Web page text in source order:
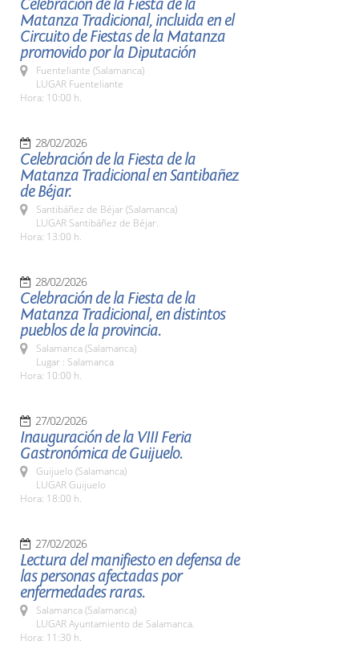
Celebración de la Fiesta de la
Matanza Tradicional, incluida en el
Circuito de Fiestas de la Matanza
promovido por la Diputación
Fuenteliante (Salamanca)
LUGAR Fuenteliante
Hora: 10:00 h.
28/02/2026
Celebración de la Fiesta de la
Matanza Tradicional en Santibañez
de Béjar.
Santibáñez de Béjar (Salamanca)
LUGAR Santibáñez de Béjar.
Hora: 13:00 h.
28/02/2026
Celebración de la Fiesta de la
Matanza Tradicional, en distintos
pueblos de la provincia.
Salamanca (Salamanca)
Lugar : Salamanca
Hora: 10:00 h.
27/02/2026
Inauguración de la VIII Feria
Gastronómica de Guijuelo.
Guijuelo (Salamanca)
LUGAR Guijuelo
Hora: 18:00 h.
27/02/2026
Lectura del manifiesto en defensa de
las personas afectadas por
enfermedades raras.
Salamanca (Salamanca)
LUGAR Ayuntamiento de Salamanca.
Hora: 11:30 h.